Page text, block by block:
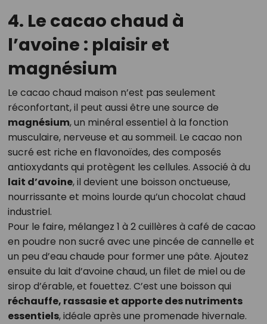
4. Le cacao chaud à
l’avoine : plaisir et
magnésium
Le cacao chaud maison n’est pas seulement
réconfortant, il peut aussi être une source de
magnésium, un minéral essentiel à la fonction
musculaire, nerveuse et au sommeil. Le cacao non
sucré est riche en flavonoïdes, des composés
antioxydants qui protègent les cellules. Associé à du
lait d’avoine, il devient une boisson onctueuse,
nourrissante et moins lourde qu’un chocolat chaud
industriel.
Pour le faire, mélangez 1 à 2 cuillères à café de cacao
en poudre non sucré avec une pincée de cannelle et
un peu d’eau chaude pour former une pâte. Ajoutez
ensuite du lait d’avoine chaud, un filet de miel ou de
sirop d’érable, et fouettez. C’est une boisson qui
réchauffe, rassasie et apporte des nutriments
essentiels, idéale après une promenade hivernale.